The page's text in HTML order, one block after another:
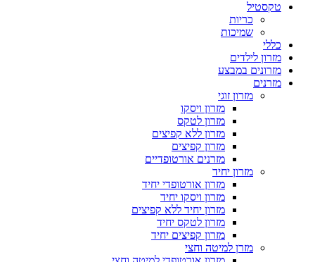
טקסטיל
כריות
שמיכות
כללי
מזרון לילדים
מזרונים במבצע
מזרנים
מזרון זוגי
מזרון ויסקו
מזרון לטקס
מזרון ללא קפיצים
מזרון קפיצים
מזרנים אורטופדיים
מזרון יחיד
מזרון אורטופדי יחיד
מזרון ויסקו יחיד
מזרון יחיד ללא קפיצים
מזרון לטקס יחיד
מזרון קפיצים יחיד
מזרן למיטה וחצי